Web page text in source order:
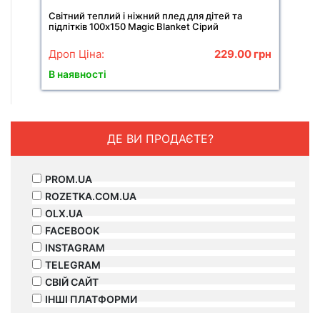
Світний теплий і ніжний плед для дітей та
підлітків 100x150 Magic Blanket Сірий
Дроп Ціна: 229.00 грн
В наявності
ДЕ ВИ ПРОДАЄТЕ?
PROM.UA
ROZETKA.COM.UA
OLX.UA
FACEBOOK
INSTAGRAM
TELEGRAM
СВІЙ САЙТ
ІНШІ ПЛАТФОРМИ